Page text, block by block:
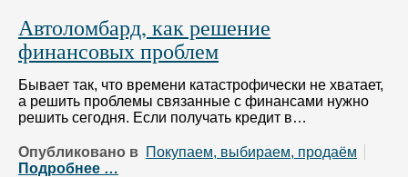
Автоломбард, как решение
финансовых проблем
Бывает так, что времени катастрофически не хватает,
а решить проблемы связанные с финансами нужно
решить сегодня. Если получать кредит в…
Опубликовано в Покупаем, выбираем, продаём
Подробнее …